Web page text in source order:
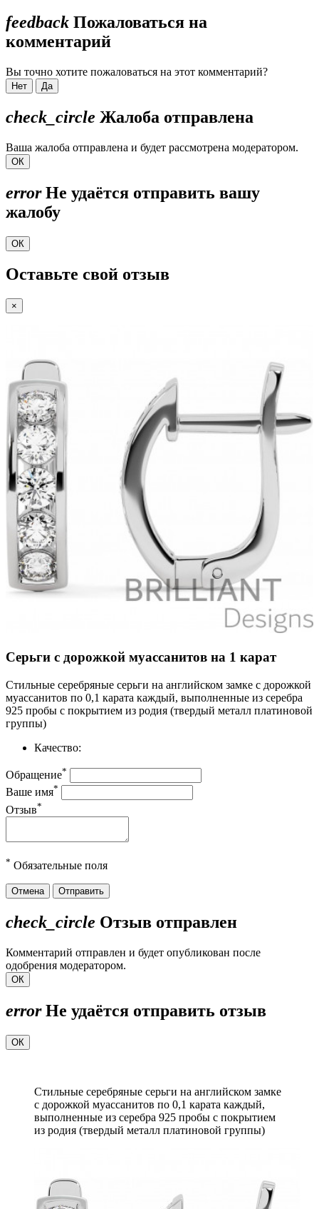
feedback Пожаловаться на
комментарий
Вы точно хотите пожаловаться на этот комментарий?
Нет Да
check_circle Жалоба отправлена
Ваша жалоба отправлена и будет рассмотрена модератором.
ОК
errorНе удаётся отправить вашу
жалобу
ОК
Оставьте свой отзыв
×
Серьги с дорожкой муассанитов на 1 карат
Стильные серебряные серьги на английском замке с дорожкой
муассанитов по 0,1 карата каждый, выполненные из серебра
925 пробы с покрытием из родия (твердый металл платиновой
группы)
Качество:
Обращение*
Ваше имя*
Отзыв*
* Обязательные поля
Отмена Отправить
check_circle Отзыв отправлен
Комментарий отправлен и будет опубликован после
одобрения модератором.
ОК
errorНе удаётся отправить отзыв
ОК
Стильные серебряные серьги на английском замке
с дорожкой муассанитов по 0,1 карата каждый,
выполненные из серебра 925 пробы с покрытием
из родия (твердый металл платиновой группы)